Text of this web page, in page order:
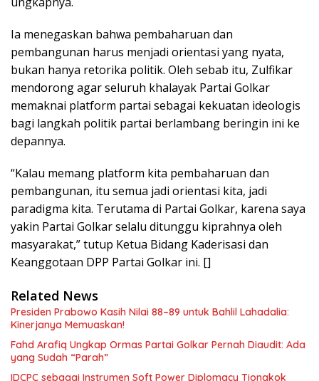
Ia menegaskan bahwa pembaharuan dan
pembangunan harus menjadi orientasi yang nyata,
bukan hanya retorika politik. Oleh sebab itu, Zulfikar
mendorong agar seluruh khalayak Partai Golkar
memaknai platform partai sebagai kekuatan ideologis
bagi langkah politik partai berlambang beringin ini ke
depannya.
“Kalau memang platform kita pembaharuan dan
pembangunan, itu semua jadi orientasi kita, jadi
paradigma kita. Terutama di Partai Golkar, karena saya
yakin Partai Golkar selalu ditunggu kiprahnya oleh
masyarakat,” tutup Ketua Bidang Kaderisasi dan
Keanggotaan DPP Partai Golkar ini. []
Related News
Presiden Prabowo Kasih Nilai 88–89 untuk Bahlil Lahadalia:
Kinerjanya Memuaskan!
Fahd Arafiq Ungkap Ormas Partai Golkar Pernah Diaudit: Ada
yang Sudah “Parah”
IDCPC sebagai Instrumen Soft Power Diplomacy Tiongkok